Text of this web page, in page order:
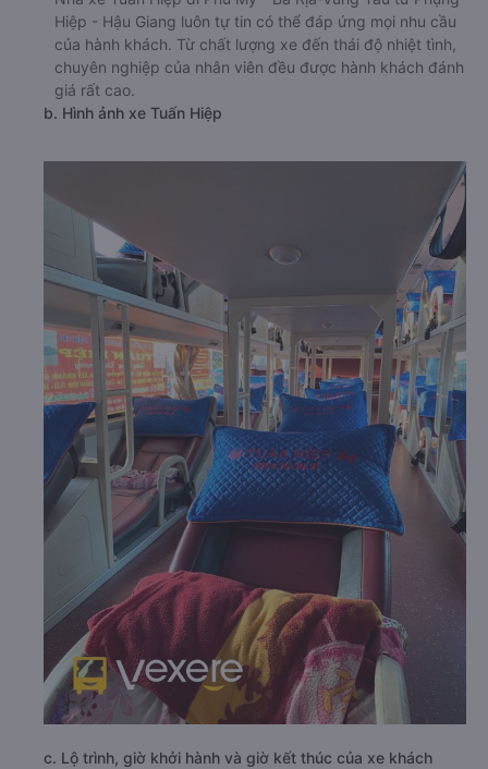
Hiệp - Hậu Giang luôn tự tin có thể đáp ứng mọi nhu cầu
của hành khách. Từ chất lượng xe đến thái độ nhiệt tình,
chuyên nghiệp của nhân viên đều được hành khách đánh
giá rất cao.
b. Hình ảnh xe Tuấn Hiệp
c. Lộ trình, giờ khởi hành và giờ kết thúc của xe khách